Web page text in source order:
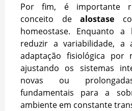
Por fim, é importante
conceito dealostase
homeostase. Enquanto a
reduzir a variabilidade, a
adaptação fisiológica por
ajustando os sistemas
novas ou
fundamentais para a
ambiente em constante